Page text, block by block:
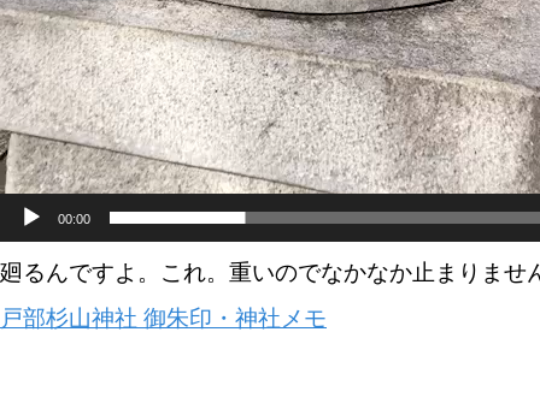
00:00
廻るんですよ。これ。重いのでなかなか止まりませ
戸部杉山神社 御朱印・神社メモ